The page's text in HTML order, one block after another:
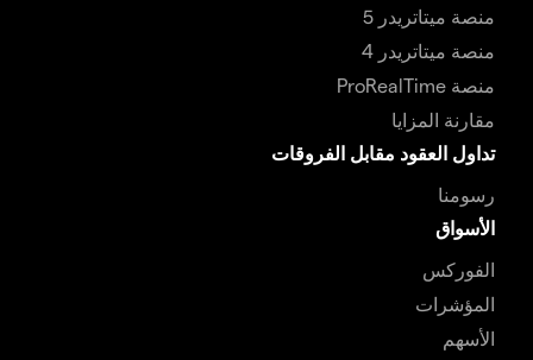
منصة ميتاتريدر 5
منصة ميتاتريدر 4
منصة ProRealTime
مقارنة المزايا
تداول العقود مقابل الفروقات
رسومنا
الأسواق
الفوركس
المؤشرات
الأسهم